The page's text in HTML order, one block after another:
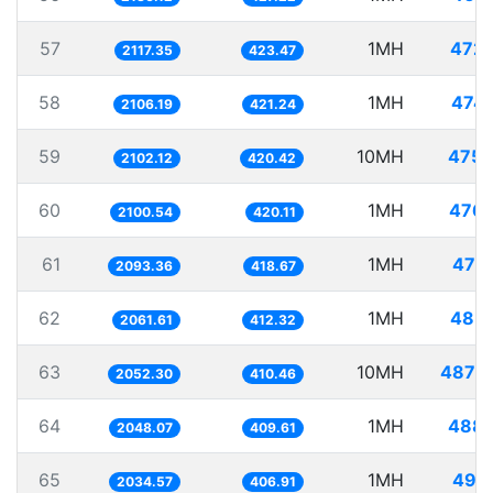
57 2117.35 423.47 1MH
58 2106.19 421.24 1MH
59 2102.12 420.42 10MH
60 2100.54 420.11 1MH
61 2093.36 418.67 1MH
62 2061.61 412.32 1MH
63 2052.30 410.46 10MH
64 2048.07 409.61 1MH
65 2034.57 406.91 1MH